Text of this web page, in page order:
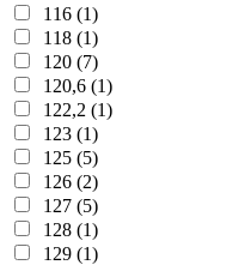
116 (1)
118 (1)
120 (7)
120,6 (1)
122,2 (1)
123 (1)
125 (5)
126 (2)
127 (5)
128 (1)
129 (1)